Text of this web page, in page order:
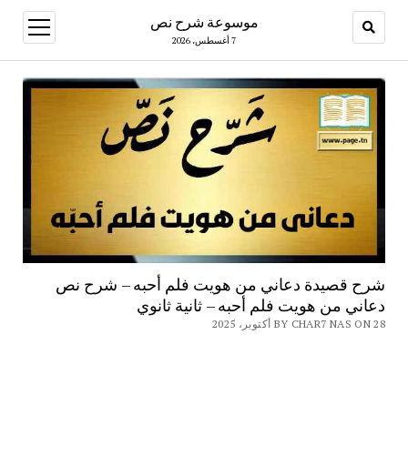
موسوعة شرح نص
7 أغسطس، 2026
open
menu
شرح قصيدة دعاني من هويت فلم أحبه – شرح نص
دعاني من هويت فلم أحبه – ثانية ثانوي
BY CHAR7 NAS ON 28 أكتوبر، 2025